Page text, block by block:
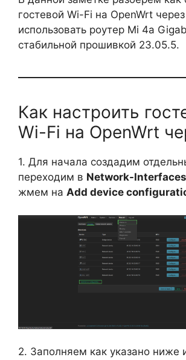
гостевой Wi-Fi на OpenWrt
использовать роутер Mi 4a
стабильной прошивкой 23.05.5.
Как настроить
Wi-Fi на OpenWrt
1. Для начала создадим
переходим в Network-
жмем на Add device
2. Заполняем как указано